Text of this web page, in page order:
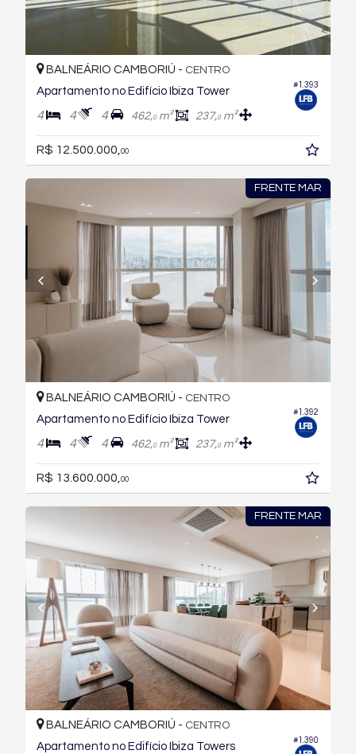
#1.393
BALNEÁRIO CAMBORIÚ - CENTRO
Apartamento no Edifício Ibiza Tower
4 4 4 462,0m² 237,0m²
R$ 12.500.000,00
FRENTE MAR
#1.392
BALNEÁRIO CAMBORIÚ - CENTRO
Apartamento no Edifício Ibiza Tower
4 4 4 462,0m² 237,0m²
R$ 13.600.000, 00
FRENTE MAR
#1.390
BALNEÁRIO CAMBORIÚ - CENTRO
Apartamento no Edifício Ibiza Towers